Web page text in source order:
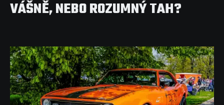
VÁŠNĚ, NEBO ROZUMNÝ TAH?